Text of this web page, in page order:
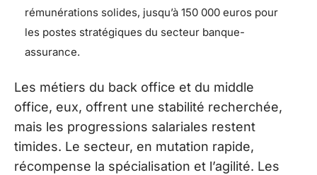
rémunérations solides, jusqu’à 150 000 euros pour
les postes stratégiques du secteur banque-
assurance.
Les métiers du back office et du middle
office, eux, offrent une stabilité recherchée,
mais les progressions salariales restent
timides. Le secteur, en mutation rapide,
récompense la spécialisation et l’agilité. Les